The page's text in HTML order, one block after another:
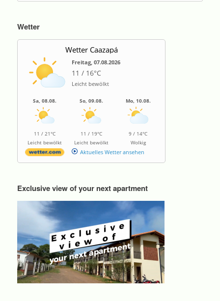
Wetter
Wetter Caazapá
Freitag, 07.08.2026
11 / 16°C
Leicht bewölkt
Sa, 08.08.
11 / 21°C
Leicht bewölkt
So, 09.08.
11 / 19°C
Leicht bewölkt
Mo, 10.08.
9 / 14°C
Wolkig
Aktuelles Wetter ansehen
Exclusive view of your next apartment